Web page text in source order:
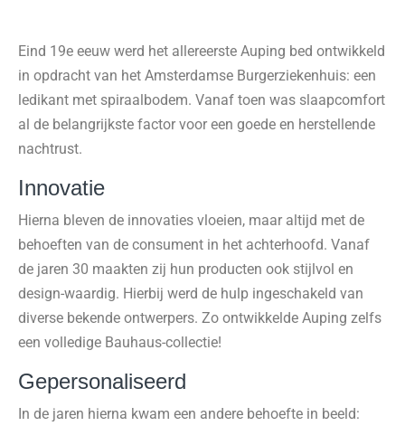
Eind 19e eeuw werd het allereerste Auping bed ontwikkeld
in opdracht van het Amsterdamse Burgerziekenhuis: een
ledikant met spiraalbodem. Vanaf toen was slaapcomfort
al de belangrijkste factor voor een goede en herstellende
nachtrust.
Innovatie
Hierna bleven de innovaties vloeien, maar altijd met de
behoeften van de consument in het achterhoofd. Vanaf
de jaren 30 maakten zij hun producten ook stijlvol en
design-waardig. Hierbij werd de hulp ingeschakeld van
diverse bekende ontwerpers. Zo ontwikkelde Auping zelfs
een volledige Bauhaus-collectie!
Gepersonaliseerd
In de jaren hierna kwam een andere behoefte in beeld: